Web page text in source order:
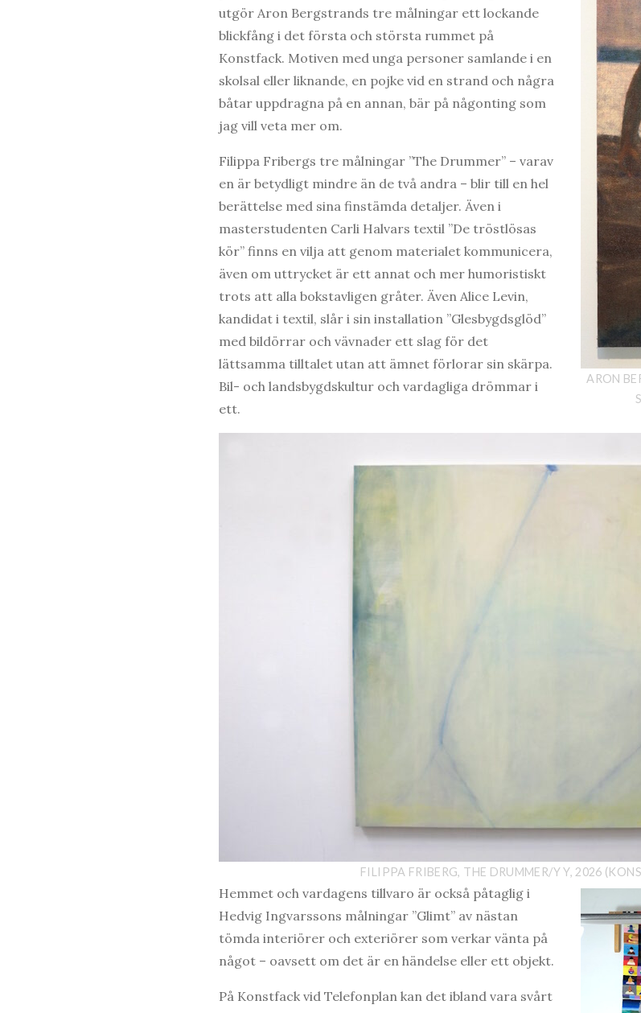
ARON
utgör Aron Bergstrands tre målningar ett lockande
blickfång i det första och största rummet på
Konstfack. Motiven med unga personer samlande i en
skolsal eller liknande, en pojke vid en strand och några
båtar uppdragna på en annan, bär på någonting som
jag vill veta mer om.
Filippa Fribergs tre målningar ”The Drummer” – varav
en är betydligt mindre än de två andra – blir till en hel
berättelse med sina finstämda detaljer. Även i
masterstudenten Carli Halvars textil ”De tröstlösas
kör” finns en vilja att genom materialet kommunicera,
även om uttrycket är ett annat och mer humoristiskt
trots att alla bokstavligen gråter. Även Alice Levin,
kandidat i textil, slår i sin installation ”Glesbygdsglöd”
med bildörrar och vävnader ett slag för det
lättsamma tilltalet utan att ämnet förlorar sin skärpa.
Bil- och landsbygdskultur och vardagliga drömmar i
ett.
FILIPPA FRIBERG, THE DRUMMER/Y Y, 2026
Hemmet och vardagens tillvaro är också påtaglig i
Hedvig Ingvarssons målningar ”Glimt” av nästan
tömda interiörer och exteriörer som verkar vänta på
något – oavsett om det är en händelse eller ett objekt.
På Konstfack vid Telefonplan kan det ibland vara svårt